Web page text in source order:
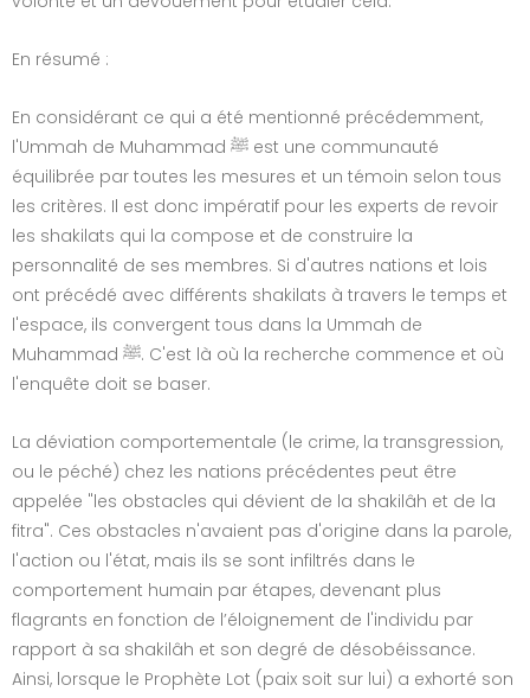
En résumé :
En considérant ce qui a été mentionné précédemment,
l'Ummah de Muhammad ﷺ est une communauté
équilibrée par toutes les mesures et un témoin selon tous
les critères. Il est donc impératif pour les experts de revoir
les shakilats qui la compose et de construire la
personnalité de ses membres. Si d'autres nations et lois
ont précédé avec différents shakilats à travers le temps et
l'espace, ils convergent tous dans la Ummah de
Muhammad ﷺ. C'est là où la recherche commence et où
l'enquête doit se baser.
La déviation comportementale (le crime, la transgression,
ou le péché) chez les nations précédentes peut être
appelée "les obstacles qui dévient de la shakilâh et de la
fitra". Ces obstacles n'avaient pas d'origine dans la parole,
l'action ou l'état, mais ils se sont infiltrés dans le
comportement humain par étapes, devenant plus
flagrants en fonction de l’éloignement de l'individu par
rapport à sa shakilâh et son degré de désobéissance.
Ainsi, lorsque le Prophète Lot (paix soit sur lui) a exhorté son